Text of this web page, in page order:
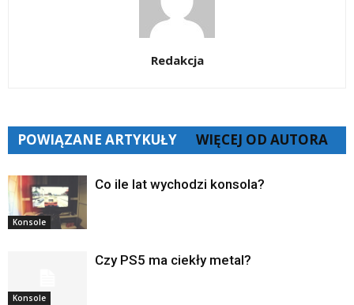
Redakcja
POWIĄZANE ARTYKUŁY WIĘCEJ OD AUTORA
Konsole
Co ile lat wychodzi konsola?
Konsole
Czy PS5 ma ciekły metal?